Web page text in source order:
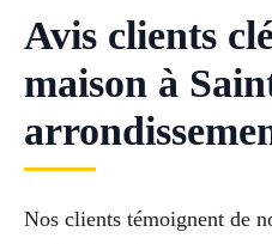
Avis clients
maison à
Nos clients témoignent de